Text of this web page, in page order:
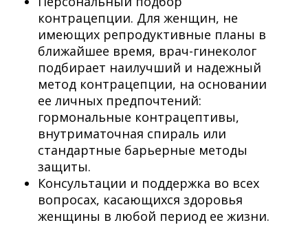
контрацепции. Для женщин, не
имеющих репродуктивные планы в
ближайшее время, врач-гинеколог
подбирает наилучший и надежный
метод контрацепции, на основании
ее личных предпочтений:
гормональные контрацептивы,
внутриматочная спираль или
стандартные барьерные методы
защиты.
Консультации и поддержка во всех
вопросах, касающихся здоровья
женщины в любой период ее жизни.